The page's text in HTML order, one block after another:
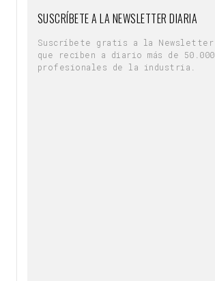
SUSCRÍBETE A LA NEWSLETTER DIARIA
Suscríbete gratis a la Newsletter
que reciben a diario más de 50.000
profesionales de la industria.